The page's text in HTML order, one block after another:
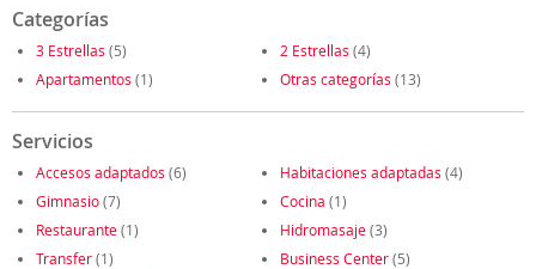
Categorías
3 Estrellas (5) 2 Estrellas (4)
Apartamentos (1) Otras categorías (13)
Servicios
Accesos adaptados (6) Habitaciones adaptadas (4)
Gimnasio(7) Cocina (1)
Restaurante(1) Hidromasaje(3)
Transfer(1) Business Center(5)